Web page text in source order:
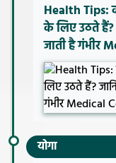
Health Tips:
के लिए उठते
जाती है गंभीर
योगा